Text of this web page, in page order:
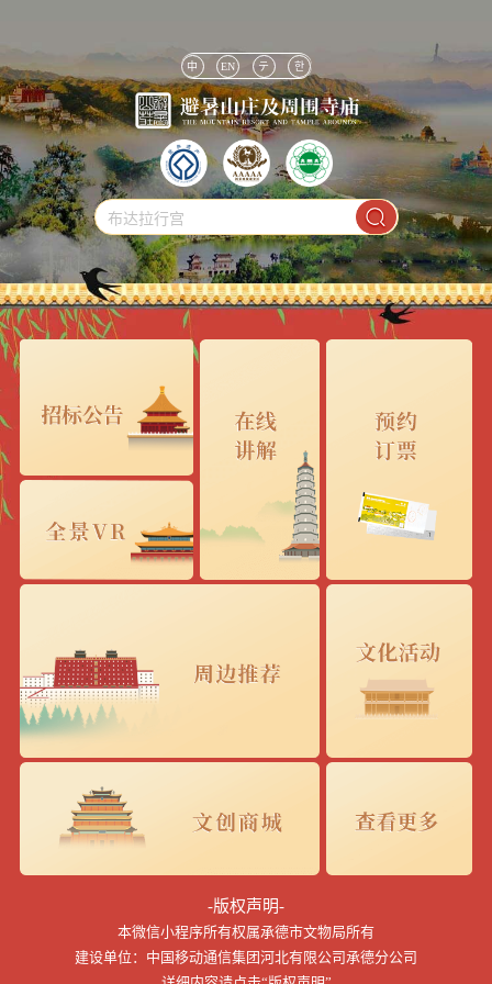
中 EN テ 한
布达拉行宫
-版权声明-
本微信小程序所有权属承德市文物局所有
建设单位：中国移动通信集团河北有限公司承德分公司